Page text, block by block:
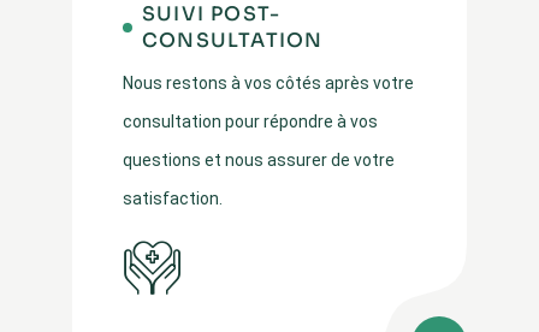
SUIVI POST-
CONSULTATION
Nous restons à vos côtés après votre
consultation pour répondre à vos
questions et nous assurer de votre
satisfaction.